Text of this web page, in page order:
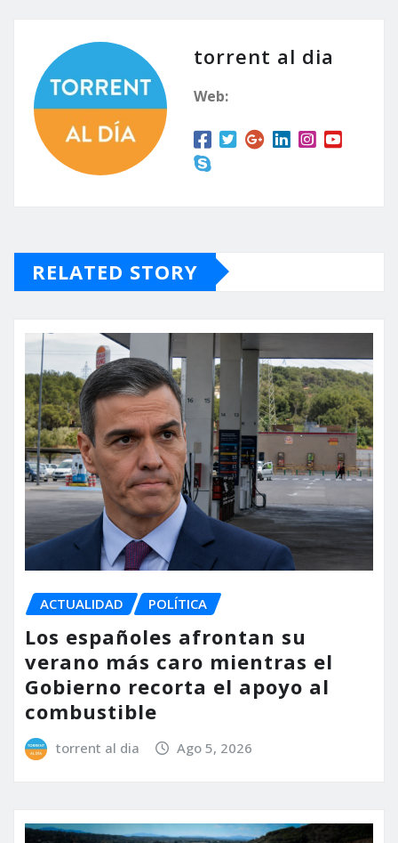
torrent al dia
Web:
RELATED STORY
ACTUALIDAD POLÍTICA
Los españoles afrontan su
verano más caro mientras el
Gobierno recorta el apoyo al
combustible
torrent al dia Ago 5, 2026